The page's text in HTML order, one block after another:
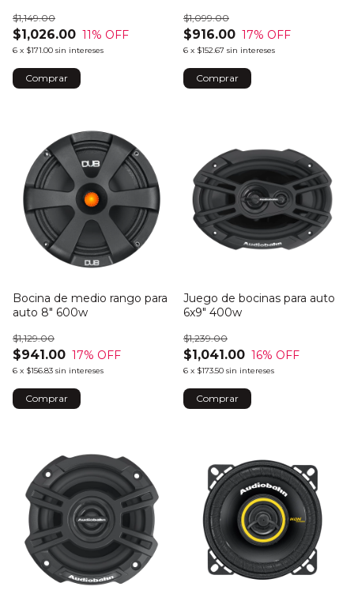
$1,026.00
$1,149.00
11% OFF
6 x $171.00 sin intereses
$916.00
$1,099.00
17% OFF
6 x $152.67 sin intereses
Bocina de medio rango para
auto 8" 600w
$941.00
$1,129.00
17% OFF
6 x $156.83 sin intereses
Juego de bocinas para auto
6x9" 400w
$1,041.00
$1,239.00
16% OFF
6 x $173.50 sin intereses